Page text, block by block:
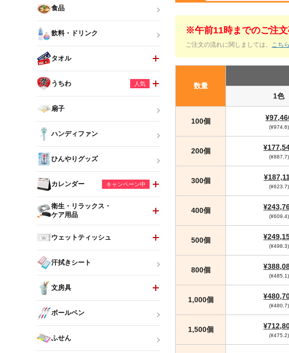
※午前11時までのご注文
ご注文の流れに関しましては、 こちら
数量
1色
100個
(¥974.6)
200個
(¥887.7)
300個
(¥623.7)
400個
(¥609.4)
500個
(¥498.3)
800個
(¥485.1)
1,000個
(¥480.7)
1,500個
(¥475.2)
食品
飲料・ドリンク
タオル
うちわ 人気
扇子
ハンディファン
ひんやりグッズ
カレンダー キャンペーン中
衛生・リラックス・
ケア用品
ウェットティッシュ
汗拭きシート
文房具
ボールペン
ふせん